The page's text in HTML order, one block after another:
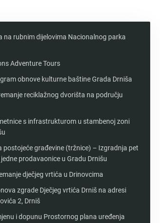
na rubnim dijelovima Nacionalnog parka
Adventure Tours
obnove kulturne baštine Grada Drniša
reciklažnog dvorišta na području
s infrastrukturom u stambenoj zoni
postojeće građevine (tržnice) – Izgradnja pet
prodavaonice u Gradu Drnišu
dječjeg vrtića u Drinovcima
zgrade Dječjeg vrtića Drniš na adresi
2, Drniš
i dopunu Prostornog plana uređenja